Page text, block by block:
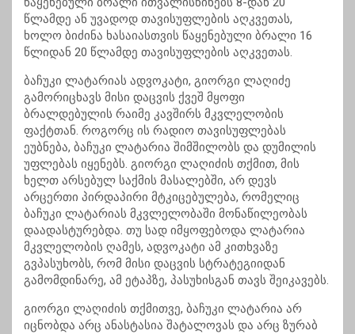
წლამდე ან უვადოდ თავისუფლების აღკვეთას,
ხოლო ბიძინა ხასაიასთვის წაყენებული ბრალი 16
წლიდან 20 წლამდე თავისუფლების აღკვეთას.
ბაჩუკი ლატარიას ადვოკატი, გიორგი ლაღიძე
გამორიცხავს მისი დაცვის ქვეშ მყოფი
ბრალდებულის რაიმე კავშირს მკვლელობის
ფაქტთან. როგორც ის რადიო თავისუფლებას
ეუბნება, ბაჩუკი ლატარია შიმშილობს და დუმილის
უფლებას იყენებს. გიორგი ლაღიძის თქმით, მის
ხელთ არსებულ საქმის მასალებში, არ დევს
არცერთი პირდაპირი მტკიცებულება, რომელიც
ბაჩუკი ლატარიას მკვლელობაში მონაწილეობას
დაადასტურებდა. თუ სად იმყოფებოდა ლატარია
მკვლელობის ღამეს, ადვოკატი ამ კითხვაზე
გვპასუხობს, რომ მისი დაცვის სტრატეგიიდან
გამომდინარე, ამ ეტაპზე, პასუხისგან თავს შეიკავებს.
გიორგი ლაღიძის თქმითვე, ბაჩუკი ლატარია არ
იცნობდა არც ანასტასია შატალოვას და არც ზურაბ